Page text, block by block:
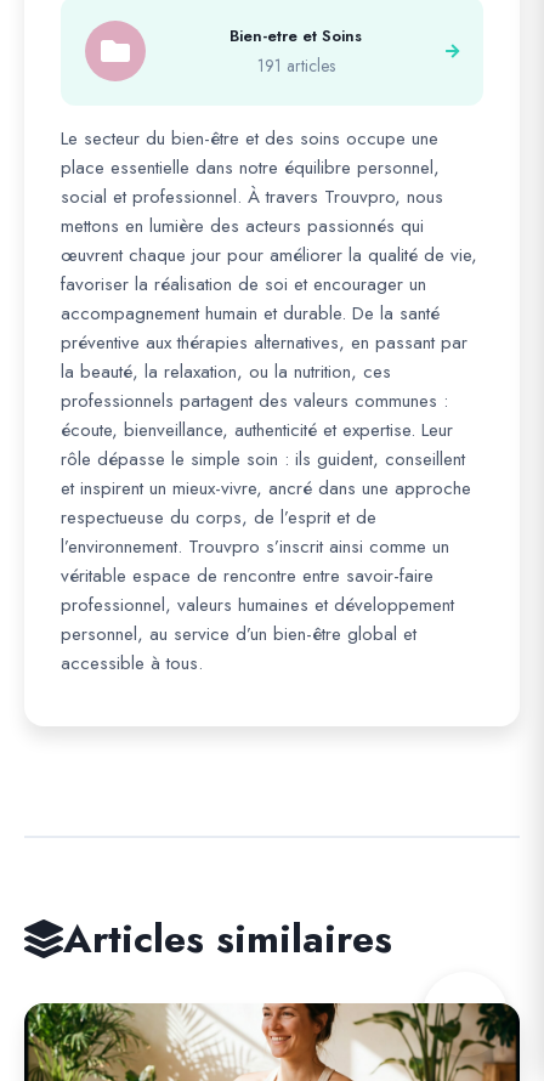
Bien-etre et Soins
191 articles
Le secteur du bien-être et des soins occupe une
place essentielle dans notre équilibre personnel,
social et professionnel. À travers Trouvpro, nous
mettons en lumière des acteurs passionnés qui
œuvrent chaque jour pour améliorer la qualité de vie,
favoriser la réalisation de soi et encourager un
accompagnement humain et durable. De la santé
préventive aux thérapies alternatives, en passant par
la beauté, la relaxation, ou la nutrition, ces
professionnels partagent des valeurs communes :
écoute, bienveillance, authenticité et expertise. Leur
rôle dépasse le simple soin : ils guident, conseillent
et inspirent un mieux-vivre, ancré dans une approche
respectueuse du corps, de l’esprit et de
l’environnement. Trouvpro s’inscrit ainsi comme un
véritable espace de rencontre entre savoir-faire
professionnel, valeurs humaines et développement
personnel, au service d’un bien-être global et
accessible à tous.
Articles similaires